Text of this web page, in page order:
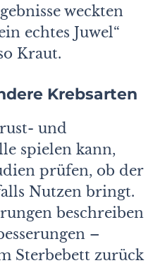
weckten
echtes Juwel“
Kraut.
Krebsarten
und
spielen kann,
prüfen, ob der
Nutzen bringt.
beschreiben
–
Sterbebett zurück